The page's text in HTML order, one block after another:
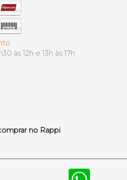
às 12h e 13h às 17h
no Rappi